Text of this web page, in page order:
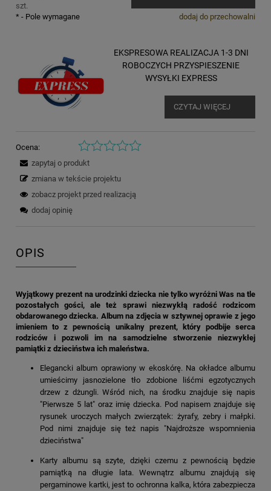
szt.
dodaj do przechowalni
* - Pole wymagane
EKSPRESOWA REALIZACJA 1-3 DNI
ROBOCZYCH PRZYSPIESZENIE
WYSYŁKI EXPRESS
CZYTAJ WIĘCEJ
Ocena:
zapytaj o produkt
zmiana w tekście projektu
zobacz projekt przed realizacją
dodaj opinię
OPIS
Wyjątkowy prezent na urodzinki dziecka nie tylko wyróżni Was na tle
pozostałych gości, ale też sprawi niezwykłą radość rodzicom
obdarowanego dziecka. Album na zdjęcia w sztywnej oprawie z jego
imieniem to z pewnością unikalny prezent, który podbije serca
rodziców i pozwoli im na samodzielne stworzenie niezwykłej
pamiątki z dzieciństwa ich maleństwa.
Elegancki album oprawiony w ekoskórę. Na okładce albumu
umieścimy jasnozielone tło zdobione liśćmi egzotycznych
drzew z dżungli. Wśród nich, na środku znajduje się napis
"Pierwsze 5 lat" oraz imię dziecka. Pod napisem znajduje się
rysunek uroczych małych zwierzątek: żyrafy, zebry i małpki.
Pod nimi znajduje się też napis "Najdroższe wspomnienia
dzieciństwa"
Karty albumu są szyte, dzięki czemu z pewnością będzie
pamiątką na długie lata. Wewnątrz albumu znajdują się
pergaminowe kartki, jest to ochronna kalka, która zabezpiecza